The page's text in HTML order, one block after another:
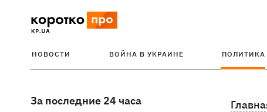
НОВОСТИ ВОЙНА В УКРАИНЕ ПОЛИТИКА
За последние 24 часа